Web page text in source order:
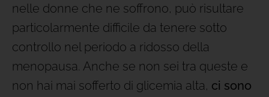
nelle donne che ne soffrono, può risultare
particolarmente difficile da tenere sotto
controllo nel periodo a ridosso della
menopausa. Anche se non sei tra queste e
non hai mai sofferto di glicemia alta, ci sono